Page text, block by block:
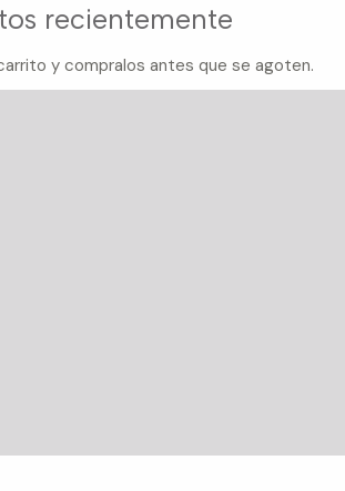
recientemente
y compralos antes que se agoten.